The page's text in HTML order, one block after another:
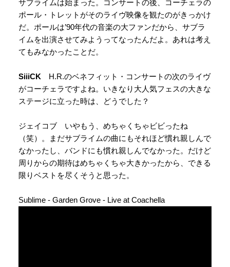
サブライムは始まった。コンサートの後、コーチェラの
ポール・トレットがそのライヴ映像を観たのがきっかけ
だ。ポールは’90年代の音楽の大ファンだから、サブラ
イムを出演させてみようってなったんだよ。あれは考え
てもみなかったことだ。
SiiiCK H.R.のベネフィット・コンサートの次のライヴ
がコーチェラですよね。いきなり大人気フェスの大きな
ステージに立った時は、どうでした？
ジェイコブ いやもう、めちゃくちゃビビったね
（笑）。まだサブライムの曲にもそれほど慣れ親しんで
なかったし、バンドにも慣れ親しんでなかった。だけど
周りからの期待はめちゃくちゃ大きかったから、できる
限りベストを尽くそうと思った。
Sublime - Garden Grove - Live at Coachella